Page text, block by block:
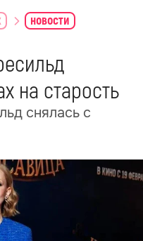
новости
на старость
снялась с